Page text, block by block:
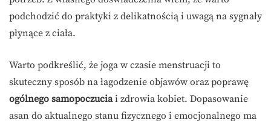
podchodzić do praktyki z delikatnością i uwagą na sygnały
płynące z ciała.
Warto podkreślić, że joga w czasie menstruacji to
skuteczny sposób na łagodzenie objawów oraz poprawę
ogólnego samopoczuciai zdrowia kobiet. Dopasowanie
asan do aktualnego stanu fizycznego i emocjonalnego ma